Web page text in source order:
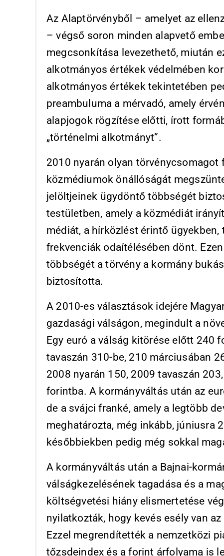
Az Alaptörvényből – amelyet az
– végső soron minden alapvető
megcsonkítása levezethető, miután
alkotmányos értékek védelmében
alkotmányos értékek tekintetében
preambuluma a mérvadó, amely
alapjogok rögzítése előtti, írott
„történelmi alkotmányt”.
2010 nyarán olyan törvénycsomagot
közmédiumok önállóságát
jelöltjeinek ügydöntő többségét
testületben, amely a közmédiát
médiát, a hírközlést érintő
frekvenciák odaítélésében dönt.
többségét a törvény a kormány
biztosította.
A 2010-es választások idejére
gazdasági válságon, megindult a
Egy euró a válság kitörése előtt 240
tavaszán 310-be, 210 márciusában
2008 nyarán 150, 2009 tavaszán
forintba. A kormányváltás után az
de a svájci franké, amely a legtöbb
meghatározta, még inkább, júniusra
későbbiekben pedig még sokkal
A kormányváltás után a Bajnai-
válságkezelésének tagadása és a
költségvetési hiány elismertetése
nyilatkozták, hogy kevés esély van
Ezzel megrendítették a nemzetközi
tőzsdeindex és a forint árfolyama is